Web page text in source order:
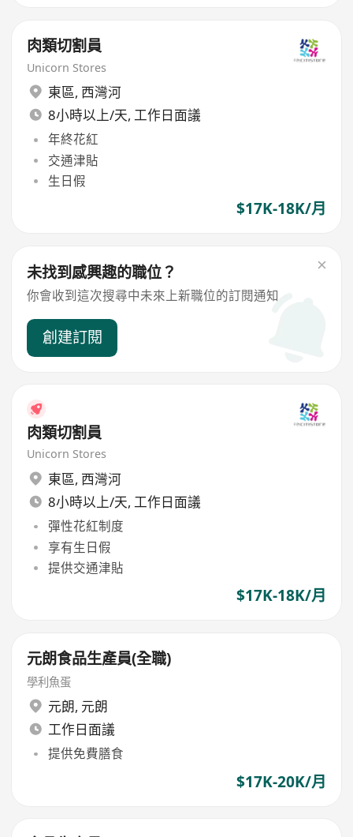
肉類切割員
Unicorn Stores
東區, 西灣河
8小時以上/天, 工作日面議
年終花紅
交通津貼
生日假
$17K-18K/月
未找到感興趣的職位？
你會收到這次搜尋中未來上新職位的訂閱通知
創建訂閱
肉類切割員
Unicorn Stores
東區, 西灣河
8小時以上/天, 工作日面議
彈性花紅制度
享有生日假
提供交通津貼
$17K-18K/月
元朗食品生產員(全職)
學利魚蛋
元朗, 元朗
工作日面議
提供免費膳食
$17K-20K/月